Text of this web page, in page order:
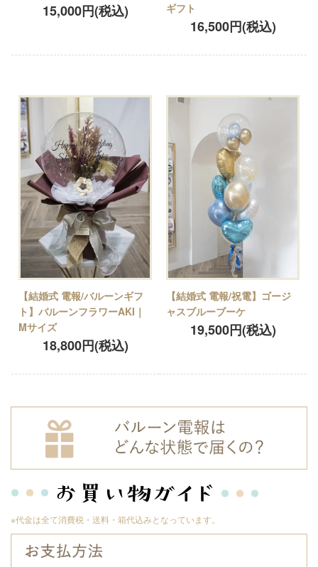
15,000円(税込)
ギフト
16,500円(税込)
【結婚式 電報/バルーンギフ
ト】バルーンフラワーAKI｜
Mサイズ
18,800円(税込)
【結婚式 電報/祝電】ゴージ
ャスブルーブーケ
19,500円(税込)
※代金は全て消費税・送料・箱代込みとなっています。